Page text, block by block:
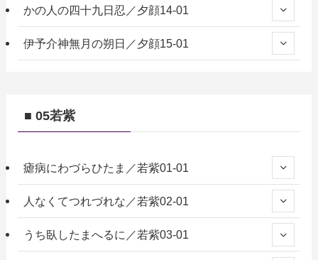
かの人の四十九日忍／夕顔14-01
伊予介神無月の朔日／夕顔15-01
■ 05若紫
瘧病にわづらひたま／若紫01-01
人なくてつれづれな／若紫02-01
うち臥したまへるに／若紫03-01